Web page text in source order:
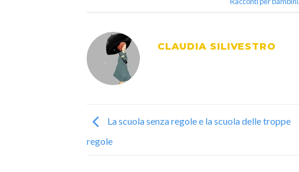
CLAUDIA SILIVESTRO
La scuola senza regole e la scuola delle troppe
regole